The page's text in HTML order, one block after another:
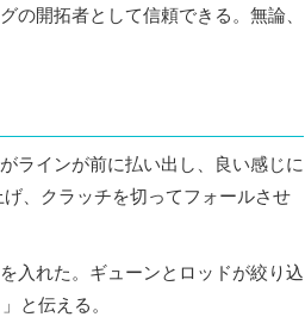
の開拓者として信頼できる。無論、
ラインが前に払い出し、良い感じに
、クラッチを切ってフォールさせ
入れた。ギューンとロッドが絞り込
と伝える。